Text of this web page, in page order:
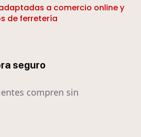
a comercio online y
de ferretería
seguro
compren sin